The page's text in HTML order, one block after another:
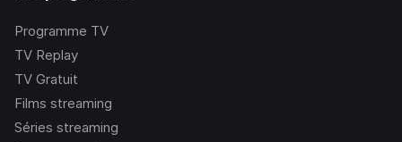
Programme TV
TV Replay
TV Gratuit
Films streaming
Séries streaming